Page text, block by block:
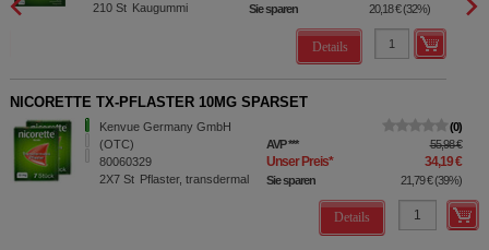
210 St Kaugummi Sie sparen 20,18 € (32%)
Details
NICORETTE TX-PFLASTER 10MG SPARSET
Kenvue Germany GmbH
(OTC)
80060329
2X7 St Pflaster, transdermal
0
AVP*** 55,98 €
Unser Preis* 34,19 €
Sie sparen 21,79 €(39%)
Details